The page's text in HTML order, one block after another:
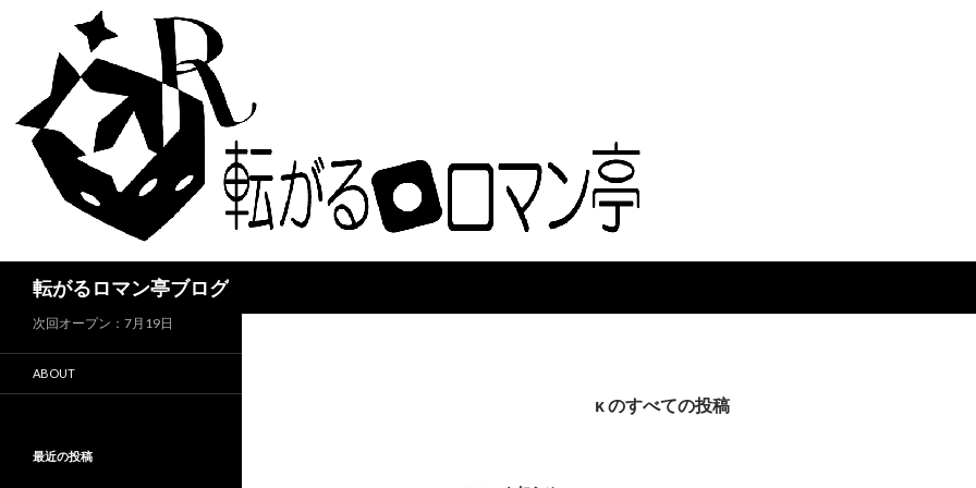
転がるロマン亭ブログ
κ のすべての投稿
次回オープン：7月19日
ABOUT
最近の投稿